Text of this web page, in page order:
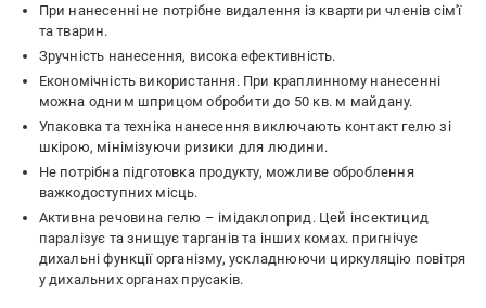
При нанесенні не потрібне видалення із квартири членів сім'ї
та тварин.
Зручність нанесення, висока ефективність.
Економічність використання. При краплинному нанесенні
можна одним шприцом обробити до 50 кв. м майдану.
Упаковка та техніка нанесення виключають контакт гелю зі
шкірою, мінімізуючи ризики для людини.
Не потрібна підготовка продукту, можливе оброблення
важкодоступних місць.
Активна речовина гелю – імідаклоприд. Цей інсектицид
паралізує та знищує тарганів та інших комах. пригнічує
дихальні функції організму, ускладнюючи циркуляцію повітря
у дихальних органах прусаків.